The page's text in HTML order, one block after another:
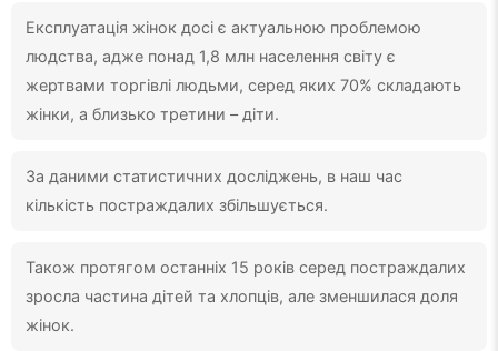
Експлуатація жінок досі є актуальною проблемою
людства, адже понад 1,8 млн населення світу є
жертвами торгівлі людьми, серед яких 70% складають
жінки, а близько третини – діти.
За даними статистичних досліджень, в наш час
кількість постраждалих збільшується.
Також протягом останніх 15 років серед постраждалих
зросла частина дітей та хлопців, але зменшилася доля
жінок.